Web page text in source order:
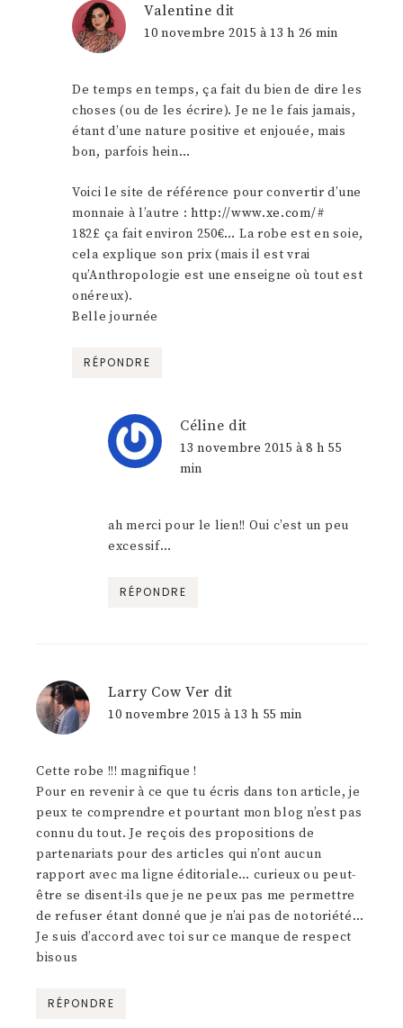
Valentine dit
10 novembre 2015 à 13 h 26 min
De temps en temps, ça fait du bien de dire les
choses (ou de les écrire). Je ne le fais jamais,
étant d’une nature positive et enjouée, mais
bon, parfois hein…
Voici le site de référence pour convertir d’une
monnaie à l’autre : http://www.xe.com/#
182£ ça fait environ 250€… La robe est en soie,
cela explique son prix (mais il est vrai
qu’Anthropologie est une enseigne où tout est
onéreux).
Belle journée
RÉPONDRE
Céline dit
13 novembre 2015 à 8 h 55
min
ah merci pour le lien!! Oui c’est un peu
excessif…
RÉPONDRE
Larry Cow Ver dit
10 novembre 2015 à 13 h 55 min
Cette robe !!! magnifique !
Pour en revenir à ce que tu écris dans ton article, je
peux te comprendre et pourtant mon blog n’est pas
connu du tout. Je reçois des propositions de
partenariats pour des articles qui n’ont aucun
rapport avec ma ligne éditoriale… curieux ou peut-
être se disent-ils que je ne peux pas me permettre
de refuser étant donné que je n’ai pas de notoriété…
Je suis d’accord avec toi sur ce manque de respect
bisous
RÉPONDRE